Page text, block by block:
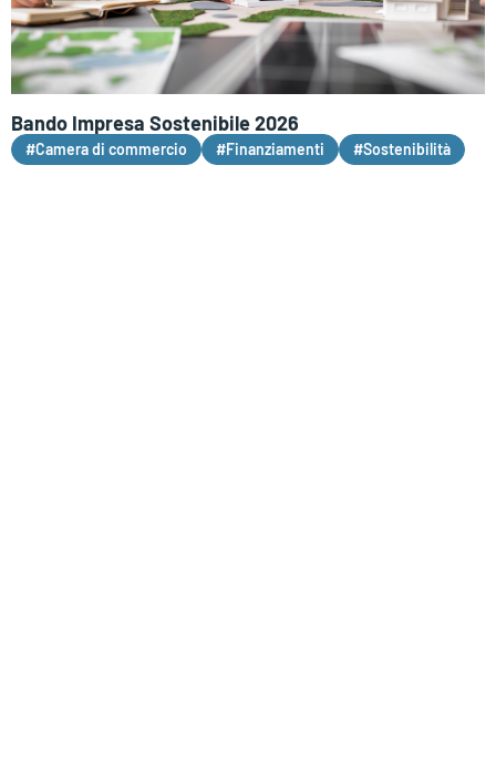
Bando Impresa Sostenibile 2026
#Camera di commercio #Finanziamenti #Sostenibilità